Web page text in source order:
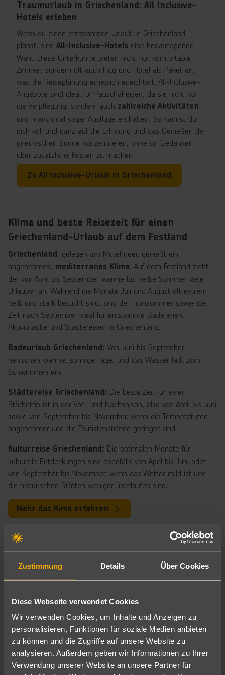
Zustimmung Details Über Cookies
Diese Webseite verwendet Cookies
Wir verwenden Cookies, um Inhalte und Anzeigen zu
personalisieren, Funktionen für soziale Medien anbieten
zu können und die Zugriffe auf unsere Website zu
analysieren. Außerdem geben wir Informationen zu Ihrer
Verwendung unserer Website an unsere Partner für
Familienurlaub All-Inclusive-Hotel für einen rundum
sorgenfreien Urlaub ohne versteckte Kosten mit der
Traumurlaub in Griechenland: All Inclusive-
Hotels erleben
Wenn du einen entspannten Urlaub in Griechenland
planst, sind All-Inclusive-Hotels eine hervorragende
Wahl. Diese Unterkünfte bieten nicht nur komfortable
Zimmer, sondern oft auch Flug und Hotel als Paket an,
was die Reiseplanung erheblich erleichtert. All-Inclusive-
Angebote sind ideal für Pauschalreisen, da sie nicht nur
die Verpflegung, sondern auch zahlreiche Aktivitäten
und manchmal sogar Ausflüge enthalten. So kannst du
dich voll und ganz auf die Erholung und das Genießen der
griechischen Sonne konzentrieren, ohne dir Gedanken
über zusätzliche Kosten zu machen
Für spontane Reisende sindLast-Minute-Angebote
eine großartige Möglichkeit, um attraktive Preise zu
Erlebnisse in Griechenland genießen kannst, ohne dein
Budget zu belasten. Egal, ob du mit der Familie, Freunden
Griechenlandbieten die perfekte Kombination aus
Komfort, Genuss und Abenteuer. So wird dein Urlaub
garantiert unvergesslich!
Zu All Inclusive-Urlaub in Griechenland
Klima und beste Reisezeit für einen
Griechenland-Urlaub auf dem Festland
Griechenland, gelegen am Mittelmeer, genießt ein
angenehmes, mediterranes Klima. Auf dem Festland zieht
der von April bis September warme bis heiße Sommer viele
Urlauber an. Während die Monate Juli und August oft extrem
heiß und stark besucht sind, sind der Frühsommer sowie die
Zeit nach September ideal für entspannte Badeferien,
Aktivurlaube und Städtereisen in Griechenland.
Badeurlaub Griechenland: Von Juni bis September
herrschen warme, sonnige Tage, und das Wasser lädt zum
Schwimmen ein.
Städtereise Griechenland: Die beste Zeit für einen
Städtetrip ist in der Vor- und Nachsaison, also von April bis Juni
sowie von September bis November, wenn die Temperaturen
angenehmer und die Touristenströme geringer sind.
Kulturreise Griechenland: Die optimalen Monate für
kulturelle Entdeckungen sind ebenfalls von April bis Juni oder
von September bis November, wenn das Wetter mild ist und
die historischen Stätten weniger überlaufen sind.
Mehr das Kima erfahren
Top-Reiseziele: Die beliebtesten
Urlaubsorte in Griechenland
Griechenland Festland – Reiseziele mit Natur und
Traumstränden
Das griechische Festland ist ein wahrer Schatz für Urlauber, die
sowohl
Kultur als auch Natur erleben
möchten. Neben den
historischen Stätten, die das Land weltberühmt gemacht
haben, locken traumhafte Strände,faszinierende
Landschaftenundlebendige Städte. In Griechenland
bieten besonders die RegionenChalkidiki,die Olympische